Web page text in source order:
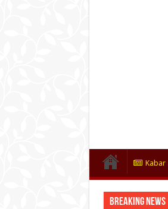
Kabar
Breaking News